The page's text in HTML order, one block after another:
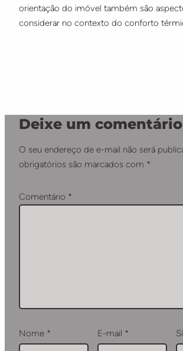
orientação do imóvel também são
considerar no contexto do conforto
Deixe um comentário
O seu endereço de e-mail não será
obrigatórios são marcados com *
Comentário *
Nome * E-mail *